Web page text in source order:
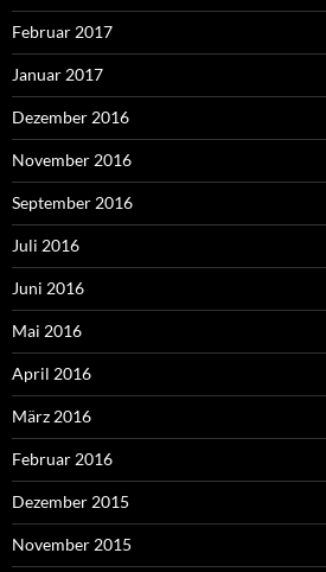
Februar 2017
Januar 2017
Dezember 2016
November 2016
September 2016
Juli 2016
Juni 2016
Mai 2016
April 2016
März 2016
Februar 2016
Dezember 2015
November 2015